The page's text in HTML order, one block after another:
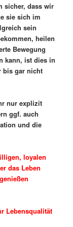
sicher, dass wir
sie sich im
sein
heilen
Bewegung
kann, ist dies in
bis gar nicht
nur explizit
ggf. auch
und die
loyalen
das Leben
Lebensqualität